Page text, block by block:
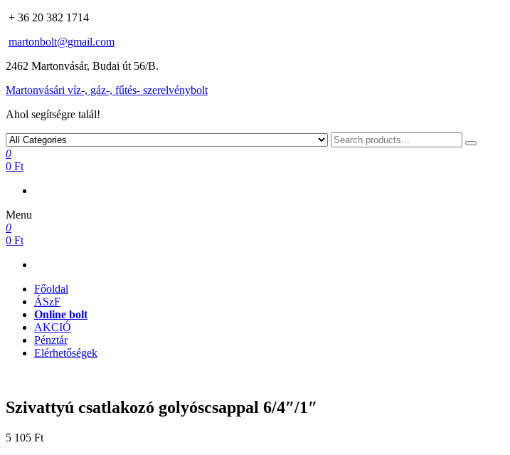
+ 36 20 382 1714
martonbolt@gmail.com
2462 Martonvásár, Budai út 56/B.
Martonvásári víz-, gáz-, fűtés- szerelvénybolt
Ahol segítségre talál!
0
0 Ft
Menu
0
0 Ft
Főoldal
ÁSzF
Online bolt
AKCIÓ
Pénztár
Elérhetőségek
Szivattyú csatlakozó golyóscsappal 6/4″/1″
5 105 Ft